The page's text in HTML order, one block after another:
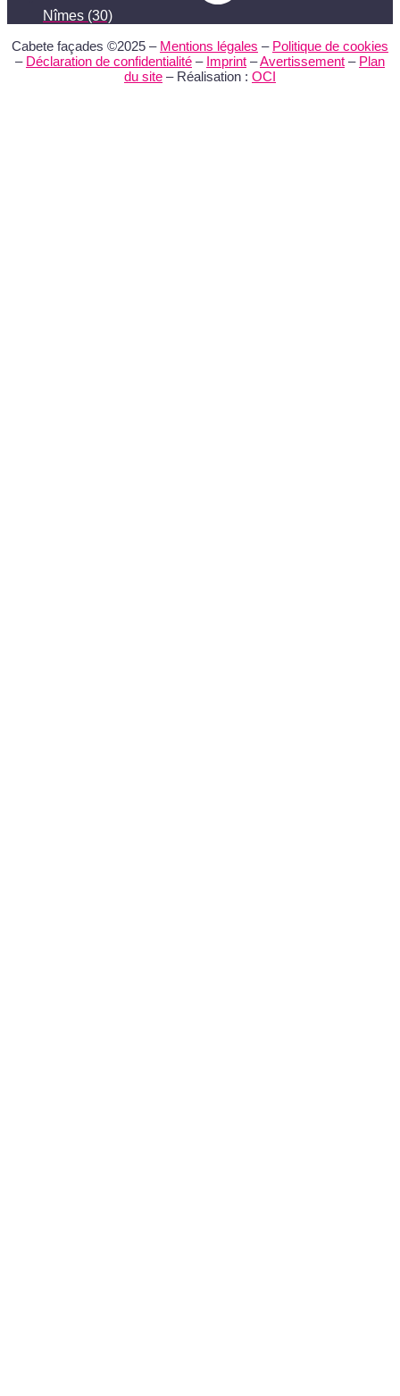
Nîmes (30)
Cabete façades ©2025 – Mentions légales – Politique de cookies
– Déclaration de confidentialité – Imprint –Avertissement – Plan
du site – Réalisation : OCI